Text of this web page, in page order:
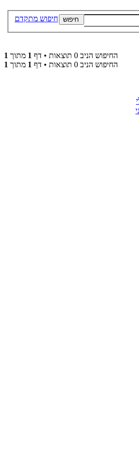
חיפוש חיפוש מתקדם
החיפוש הניב 0 תוצאות • דף
1 מתוך 1
החיפוש הניב 0 תוצאות • דף
1 מתוך 1